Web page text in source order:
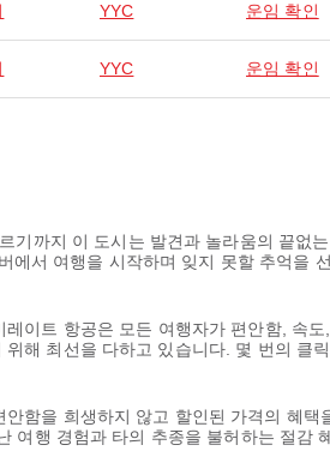
YYC 운임 확인
YYC 운임 확인
기까지 이 도시는 발견과 놀라움의 끝없
에서 여행을 시작하며 잊지 못할 추억을
이트 항공은 모든 여행자가 편안함, 속도
해 최선을 다하고 있습니다. 몇 번의 클
함을 희생하지 않고 할인된 가격의 혜택
여행 경험과 타의 추종을 불허하는 절감